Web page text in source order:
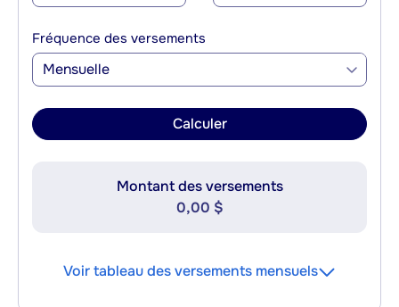
Fréquence des versements
Mensuelle
Calculer
Montant des versements
0,00 $
Voir tableau des versements mensuels